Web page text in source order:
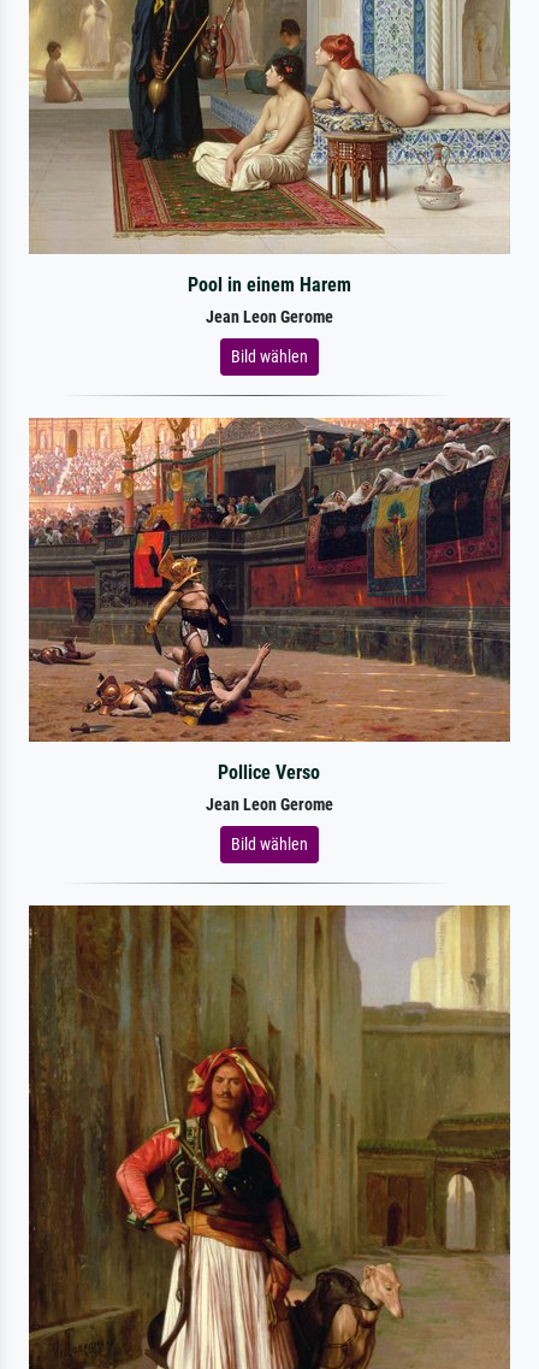
Pool in einem Harem
Jean Leon Gerome
Bild wählen
Pollice Verso
Jean Leon Gerome
Bild wählen